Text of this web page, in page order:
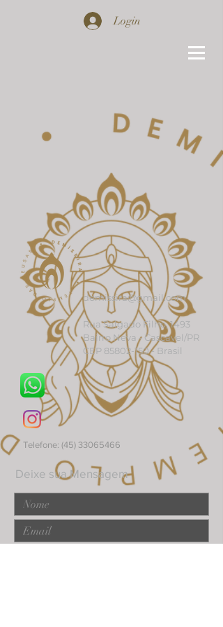
Login
demissira@gmail.com
Rua Salgado Filho, 1493
Bairro Neva - Cascavel/PR
CEP 85802-150- Brasil
Telefone: (45) 33065466
Deixe sua Mensagem